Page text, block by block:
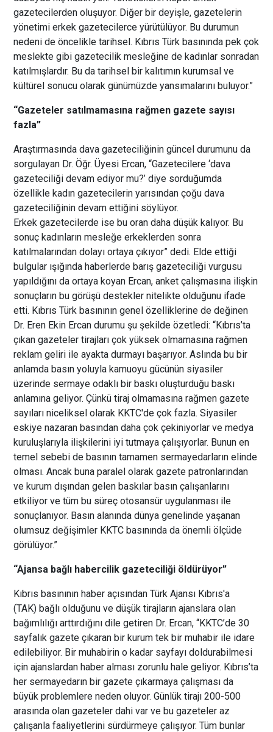
gazetecilerden oluşuyor. Diğer bir deyişle, gazetelerin
yönetimi erkek gazetecilerce yürütülüyor. Bu durumun
nedeni de öncelikle tarihsel. Kıbrıs Türk basınında pek çok
meslekte gibi gazetecilik mesleğine de kadınlar sonradan
katılmışlardır. Bu da tarihsel bir kalıtımın kurumsal ve
kültürel sonucu olarak günümüzde yansımalarını buluyor.”
“Gazeteler satılmamasına rağmen gazete sayısı
fazla”
Araştırmasında dava gazeteciliğinin güncel durumunu da
sorgulayan Dr. Öğr. Üyesi Ercan, “Gazetecilere ‘dava
gazeteciliği devam ediyor mu?’ diye sorduğumda
özellikle kadın gazetecilerin yarısından çoğu dava
gazeteciliğinin devam ettiğini söylüyor.
Erkek gazetecilerde ise bu oran daha düşük kalıyor. Bu
sonuç kadınların mesleğe erkeklerden sonra
katılmalarından dolayı ortaya çıkıyor” dedi. Elde ettiği
bulgular ışığında haberlerde barış gazeteciliği vurgusu
yapıldığını da ortaya koyan Ercan, anket çalışmasına ilişkin
sonuçların bu görüşü destekler nitelikte olduğunu ifade
etti. Kıbrıs Türk basınının genel özelliklerine de değinen
Dr. Eren Ekin Ercan durumu şu şekilde özetledi: “Kıbrıs’ta
çıkan gazeteler tirajları çok yüksek olmamasına rağmen
reklam geliri ile ayakta durmayı başarıyor. Aslında bu bir
anlamda basın yoluyla kamuoyu gücünün siyasiler
üzerinde sermaye odaklı bir baskı oluşturduğu baskı
anlamına geliyor. Çünkü tiraj olmamasına rağmen gazete
sayıları niceliksel olarak KKTC'de çok fazla. Siyasiler
eskiye nazaran basından daha çok çekiniyorlar ve medya
kuruluşlarıyla ilişkilerini iyi tutmaya çalışıyorlar. Bunun en
temel sebebi de basının tamamen sermayedarların elinde
olması. Ancak buna paralel olarak gazete patronlarından
ve kurum dışından gelen baskılar basın çalışanlarını
etkiliyor ve tüm bu süreç otosansür uygulanması ile
sonuçlanıyor. Basın alanında dünya genelinde yaşanan
olumsuz değişimler KKTC basınında da önemli ölçüde
görülüyor.”
“Ajansa bağlı habercilik gazeteciliği öldürüyor”
Kıbrıs basınının haber açısından Türk Ajansı Kıbrıs'a
(TAK) bağlı olduğunu ve düşük tirajların ajanslara olan
bağımlılığı arttırdığını dile getiren Dr. Ercan, “KKTC’de 30
sayfalık gazete çıkaran bir kurum tek bir muhabir ile idare
edilebiliyor. Bir muhabirin o kadar sayfayı doldurabilmesi
için ajanslardan haber alması zorunlu hale geliyor. Kıbrıs’ta
her sermayedarın bir gazete çıkarmaya çalışması da
büyük problemlere neden oluyor. Günlük tirajı 200-500
arasında olan gazeteler dahi var ve bu gazeteler az
çalışanla faaliyetlerini sürdürmeye çalışıyor. Tüm bunlar